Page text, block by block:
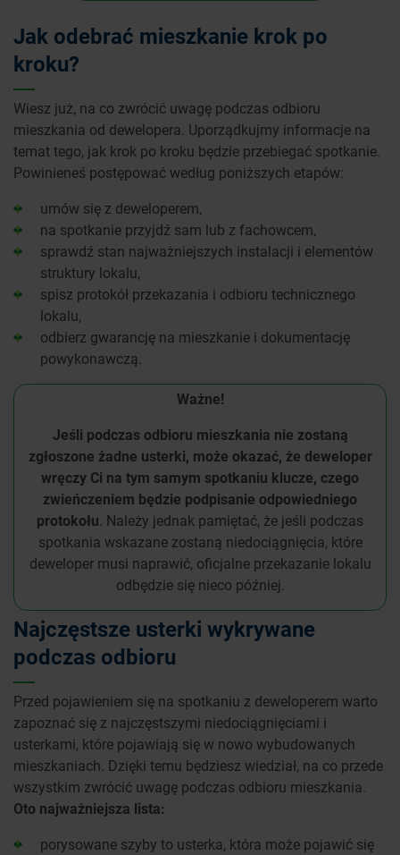
Jak odebrać mieszkanie krok po
kroku?
Wiesz już, na co zwrócić uwagę podczas odbioru
mieszkania od dewelopera. Uporządkujmy informacje na
temat tego, jak krok po kroku będzie przebiegać spotkanie.
Powinieneś postępować według poniższych etapów:
umów się z deweloperem,
na spotkanie przyjdź sam lub z fachowcem,
sprawdź stan najważniejszych instalacji i elementów
struktury lokalu,
spisz protokół przekazania i odbioru technicznego
lokalu,
odbierz gwarancję na mieszkanie i dokumentację
powykonawczą.
Ważne!
Jeśli podczas odbioru mieszkania nie zostaną
zgłoszone żadne usterki, może okazać, że deweloper
wręczy Ci na tym samym spotkaniu klucze, czego
zwieńczeniem będzie podpisanie odpowiedniego
protokołu. Należy jednak pamiętać, że jeśli podczas
spotkania wskazane zostaną niedociągnięcia, które
deweloper musi naprawić, oficjalne przekazanie lokalu
odbędzie się nieco później.
Najczęstsze usterki wykrywane
podczas odbioru
Przed pojawieniem się na spotkaniu z deweloperem warto
zapoznać się z najczęstszymi niedociągnięciami i
usterkami, które pojawiają się w nowo wybudowanych
mieszkaniach. Dzięki temu będziesz wiedział, na co przede
wszystkim zwrócić uwagę podczas odbioru mieszkania.
Oto najważniejsza lista:
porysowane szyby to usterka, która może pojawić się